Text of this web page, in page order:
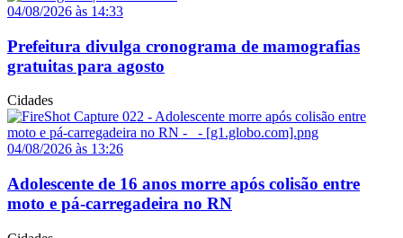
04/08/2026 às 14:33
Prefeitura divulga cronograma de mamografias
gratuitas para agosto
Cidades
04/08/2026 às 13:26
Adolescente de 16 anos morre após colisão entre
moto e pá-carregadeira no RN